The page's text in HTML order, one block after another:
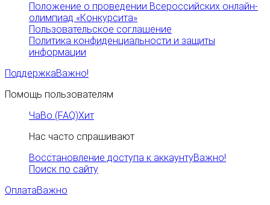
Положение о проведении Всероссийских онлайн-
олимпиад «Конкурсита»
Пользовательское соглашение
Политика конфиденциальности и защиты
информации
ПоддержкаВажно!
Помощь пользователям
ЧаВо (FAQ)Хит
Нас часто спрашивают
Восстановление доступа к аккаунтуВажно!
Поиск по сайту
ОплатаВажно